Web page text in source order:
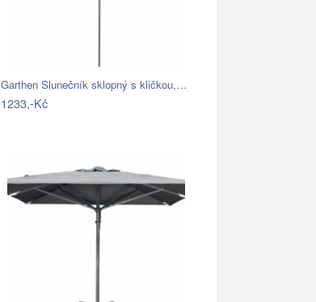
Garthen Slunečník sklopný s kličkou,…
1233,-Kč